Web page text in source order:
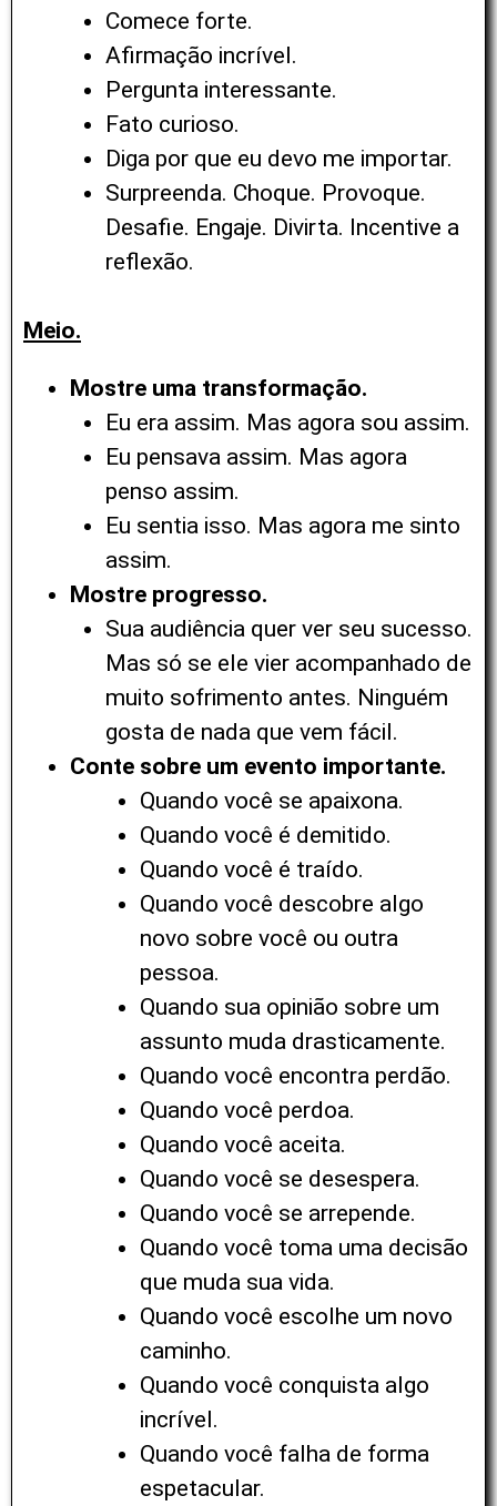
Comece forte.
Afirmação incrível.
Pergunta interessante.
Fato curioso.
Diga por que eu devo me importar.
Surpreenda. Choque. Provoque.
Desafie. Engaje. Divirta. Incentive a
reflexão.
Meio.
Mostre uma transformação.
Eu era assim. Mas agora sou assim.
Eu pensava assim. Mas agora
penso assim.
Eu sentia isso. Mas agora me sinto
assim.
Mostre progresso.
Sua audiência quer ver seu sucesso.
Mas só se ele vier acompanhado de
muito sofrimento antes. Ninguém
gosta de nada que vem fácil.
Conte sobre um evento importante.
Quando você se apaixona.
Quando você é demitido.
Quando você é traído.
Quando você descobre algo
novo sobre você ou outra
pessoa.
Quando sua opinião sobre um
assunto muda drasticamente.
Quando você encontra perdão.
Quando você perdoa.
Quando você aceita.
Quando você se desespera.
Quando você se arrepende.
Quando você toma uma decisão
que muda sua vida.
Quando você escolhe um novo
caminho.
Quando você conquista algo
incrível.
Quando você falha de forma
espetacular.